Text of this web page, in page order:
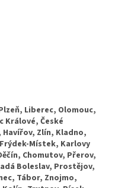
Sokolov, Nový Jičín, Chrudim, Strakonice, Kopřivnice, Klatovy, Bohumín, Jirkov, Žatec, Hranice, Beroun, Louny, Otrokovice, Kralupy nad Vltavou, Kadaň, Brandýs nad Labem, Ostrov, Svitavy, Bruntál, Uherský Brod, Rožnov pod Radhoštěm, Jičín, Rakovník, Neratovice, Dvůr Králové nad Labem, Česká Třebová, Bílina, Varnsdorf, Slaný, Klášterec nad Ohří, Mariánské Lázně, Nymburk, Ústí nad Orlicí, Turnov, Chodov, Rokycany, Hlučín, Poděbrady, Zábřeh, Šternberk, Krupka, Říčany, Český Krumlov, Roudnice nad Labem, Aš, Tachov, Vrchlabí, Jaroměř, Vysoké Mýto, Nový Bor, Holešov, Vlašim,